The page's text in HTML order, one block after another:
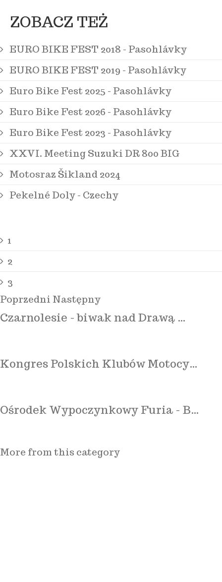
ZOBACZ TEŻ
EURO BIKE FEST 2018 - Pasohlávky
EURO BIKE FEST 2019 - Pasohlávky
Euro Bike Fest 2025 - Pasohlávky
Euro Bike Fest 2026 - Pasohlávky
Euro Bike Fest 2023 - Pasohlávky
XXVI. Meeting Suzuki DR 800 BIG
Motosraz Šikland 2024
Pekelné Doly - Czechy
1
2
3
Poprzedni Następny
Czarnolesie - biwak nad Drawą …
Kongres Polskich Klubów Motocy…
Ośrodek Wypoczynkowy Furia - B…
More from this category